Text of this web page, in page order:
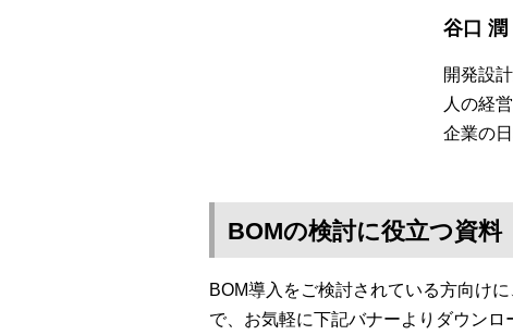
谷口 潤
開発設
人の経
企業の
BOMの検討に役立つ資料
BOM導入をご検討されている方向け
で、お気軽に下記バナーよりダウンロ